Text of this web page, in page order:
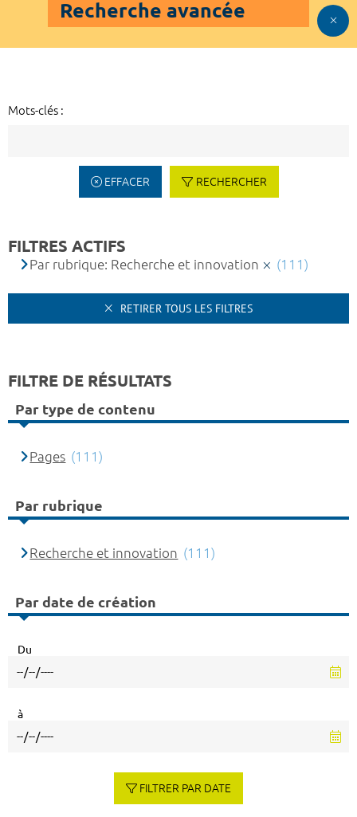
Recherche avancée
Mots-clés :
EFFACER RECHERCHER
FILTRES ACTIFS
Par rubrique: Recherche et innovation (111)
RETIRER TOUS LES FILTRES
FILTRE DE RÉSULTATS
Par type de contenu
Pages (111)
Par rubrique
Recherche et innovation (111)
Par date de création
Du
à
FILTRER PAR DATE